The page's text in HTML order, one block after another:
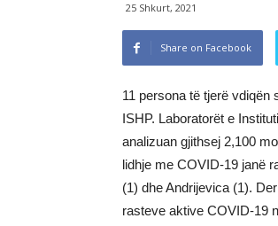
25 Shkurt, 2021
Share on Facebook
11 persona të tjerë vdiqën
ISHP. Laboratorët e
analizuan gjithsej 2,100
lidhje me COVID-19 janë
(1) dhe Andrijevica (1).
rasteve aktive COVID-19